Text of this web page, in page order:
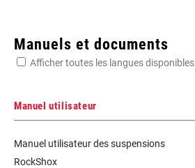
WEIGHT (G) 378
Manuels et documents
Afficher toutes les langues disponibles
Manuel utilisateur
Manuel utilisateur des suspensions
RockShox